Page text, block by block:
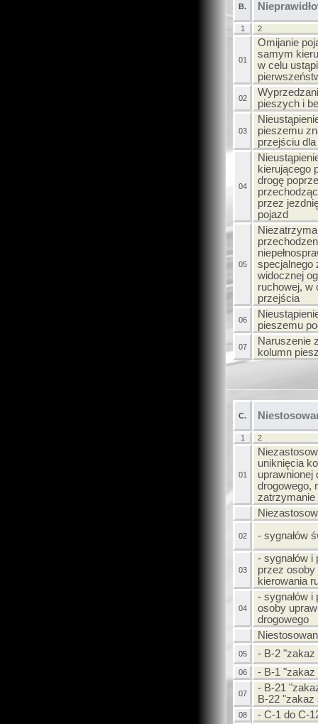
B.
1 2
01
Omijanie
samym
w celu
02
pieszych i
03
pieszemu
przejściu
04
kierującego
drogę
przez
pojazd
05
specjalnego
widocznej
ruchowej, w
przejścia
06
pieszemu
07
Naruszenie
kolumn
C.
1 2
01
uniknięcia
uprawnionej
drogowego,
zatrzymanie
02 - sygnałów
03
- sygnałów
przez osoby
kierowania
04
- sygnałów
osoby
drogowego
05 - B-2 "zakaz
06 - B-1 "zakaz
07
- B-21
B-22
08 - C-1 do C-